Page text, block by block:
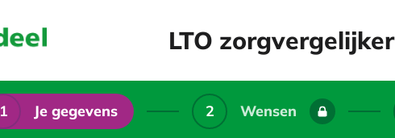
LTO zorgvergelijker
1 Je gegevens 2 Wensen